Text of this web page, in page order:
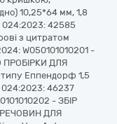
10,25*64 мм, 1,8
024:2023: 42585
з цитратом
W050101010201 -
ПРОБІРКИ ДЛЯ
Еппендорф 1,5
024:2023: 46237
- ЗБІР
РЕЧОВИН ДЛЯ